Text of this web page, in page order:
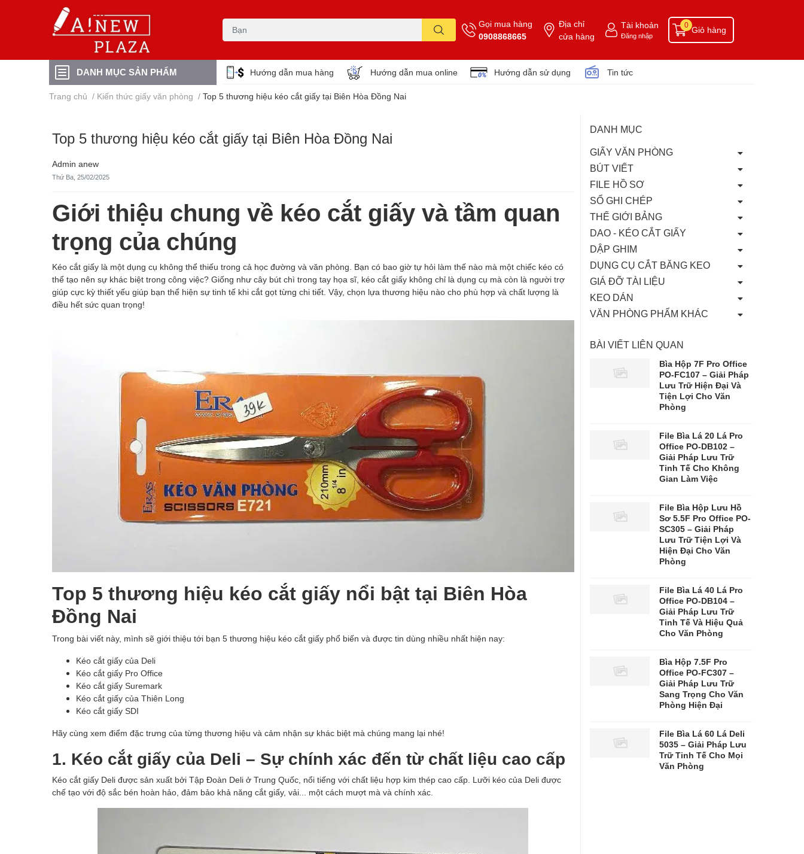
Gọi mua hàng
0908868665
Địa chỉ
cửa hàng
Tài khoản
Đăng nhập
Giỏ hàng
0
DANH MỤC SẢN PHẨM Hướng dẫn mua hàng Hướng dẫn mua online Hướng dẫn sử dụng Tin tức
Trang chủ / Kiến thức giấy văn phòng / Top 5 thương hiệu kéo cắt giấy tại Biên Hòa Đồng Nai
Top 5 thương hiệu kéo cắt giấy tại Biên Hòa Đồng Nai
Admin anew
Thứ Ba, 25/02/2025
Giới thiệu chung về kéo cắt giấy và tầm quan
trọng của chúng
Kéo cắt giấy là một dụng cụ không thể thiếu trong cả học đường và văn phòng. Bạn có bao giờ tự hỏi làm thế nào mà một chiếc kéo có
thể tạo nên sự khác biệt trong công việc? Giống như cây bút chì trong tay họa sĩ, kéo cắt giấy không chỉ là dụng cụ mà còn là người trợ
giúp cực kỳ thiết yếu giúp bạn thể hiện sự tinh tế khi cắt gọt từng chi tiết. Vậy, chọn lựa thương hiệu nào cho phù hợp và chất lượng là
điều hết sức quan trọng!
Top 5 thương hiệu kéo cắt giấy nổi bật tại Biên Hòa
Đồng Nai
Trong bài viết này, mình sẽ giới thiệu tới bạn 5 thương hiệu kéo cắt giấy phổ biến và được tin dùng nhiều nhất hiện nay:
Kéo cắt giấy của Deli
Kéo cắt giấy Pro Office
Kéo cắt giấy Suremark
Kéo cắt giấy của Thiên Long
Kéo cắt giấy SDI
Hãy cùng xem điểm đặc trưng của từng thương hiệu và cảm nhận sự khác biệt mà chúng mang lại nhé!
1. Kéo cắt giấy của Deli – Sự chính xác đến từ chất liệu cao cấp
Kéo cắt giấy Deli được sản xuất bởi Tập Đoàn Deli ở Trung Quốc, nổi tiếng với chất liệu hợp kim thép cao cấp. Lưỡi kéo của Deli được
chế tạo với độ sắc bén hoàn hảo, đảm bảo khả năng cắt giấy, vải... một cách mượt mà và chính xác.
DANH MỤC
GIẤY VĂN PHÒNG
BÚT VIẾT
FILE HỒ SƠ
SỔ GHI CHÉP
THẾ GIỚI BẢNG
DAO - KÉO CẮT GIẤY
DẬP GHIM
DỤNG CỤ CẮT BĂNG KEO
GIÁ ĐỠ TÀI LIỆU
KEO DÁN
VĂN PHÒNG PHẨM KHÁC
BÀI VIẾT LIÊN QUAN
Bìa Hộp 7F Pro Office
PO-FC107 – Giải Pháp
Lưu Trữ Hiện Đại Và
Tiện Lợi Cho Văn
Phòng
File Bìa Lá 20 Lá Pro
Office PO-DB102 –
Giải Pháp Lưu Trữ
Tinh Tế Cho Không
Gian Làm Việc
File Bìa Hộp Lưu Hồ
Sơ 5.5F Pro Office PO-
SC305 – Giải Pháp
Lưu Trữ Tiện Lợi Và
Hiện Đại Cho Văn
Phòng
File Bìa Lá 40 Lá Pro
Office PO-DB104 –
Giải Pháp Lưu Trữ
Tinh Tế Và Hiệu Quả
Cho Văn Phòng
Bìa Hộp 7.5F Pro
Office PO-FC307 –
Giải Pháp Lưu Trữ
Sang Trọng Cho Văn
Phòng Hiện Đại
File Bìa Lá 60 Lá Deli
5035 – Giải Pháp Lưu
Trữ Tinh Tế Cho Mọi
Văn Phòng